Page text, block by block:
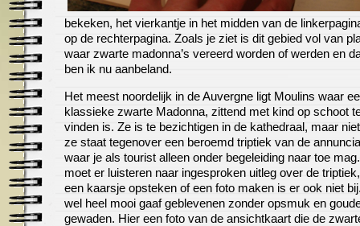
bekeken, het vierkantje in het midden van de
op de rechterpagina. Zoals je ziet is dit gebied vol van
waar zwarte madonna’s vereerd worden of werden en
ben ik nu aanbeland.
Het meest noordelijk in de Auvergne ligt Moulins waar
klassieke zwarte Madonna, zittend met kind op schoot
vinden is. Ze is te bezichtigen in de kathedraal, maar
ze staat tegenover een beroemd triptiek van de
waar je als tourist alleen onder begeleiding naar toe
moet er luisteren naar ingesproken uitleg over de
een kaarsje opsteken of een foto maken is er ook niet
wel heel mooi gaaf geblevenen zonder opsmuk en
gewaden. Hier een foto van de ansichtkaart die de